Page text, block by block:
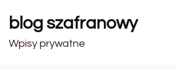
blog szafranowy
Wpisy prywatne